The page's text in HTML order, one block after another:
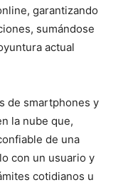
garantizando
sumándose
actual
de smartphones y
la nube que,
de una
con un usuario y
cotidianos u